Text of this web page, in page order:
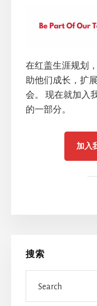
在红盖生涯规划
助他们成长，扩
会。 现在就加入
的一部分。
加入
Primary
Sidebar
搜索